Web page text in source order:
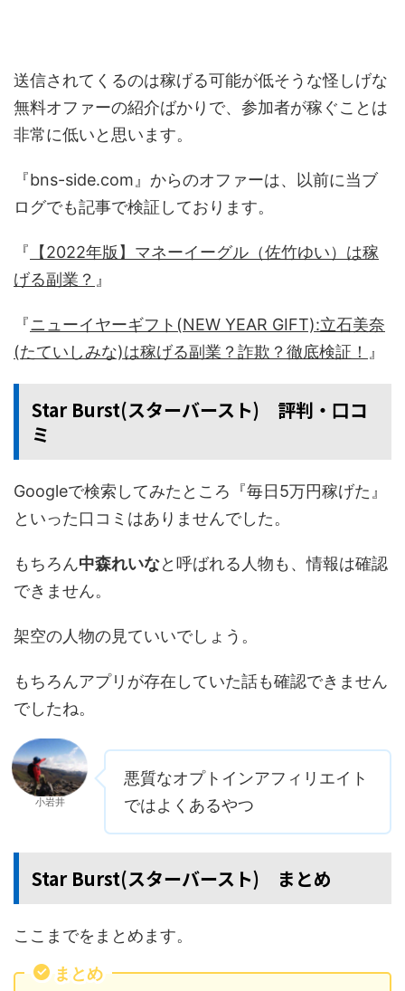
送信されてくるのは稼げる可能が低そうな怪しげな
無料オファーの紹介ばかりで、参加者が稼ぐことは
非常に低いと思います。
『bns-side.com』からのオファーは、以前に当ブ
ログでも記事で検証しております。
『 【2022年版】マネーイーグル（佐竹ゆい）は稼
げる副業？ 』
『ニューイヤーギフト(NEW YEAR GIFT):立石美奈
(たていしみな)は稼げる副業？詐欺？徹底検証！
』
Star Burst(スターバースト) 評判・口コ
ミ
Googleで検索してみたところ『毎日5万円稼げた』
といった口コミはありませんでした。
もちろん中森れいなと呼ばれる人物も、情報は確認
できません。
架空の人物の見ていいでしょう。
もちろんアプリが存在していた話も確認できません
でしたね。
小岩井
悪質なオプトインアフィリエイト
ではよくあるやつ
Star Burst(スターバースト) まとめ
ここまでをまとめます。
まとめ